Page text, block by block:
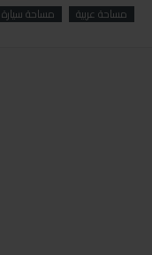
مساحة عربية
مساحة سيارة